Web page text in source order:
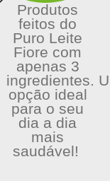
Produtos
feitos do
Puro Leite
Fiore com
apenas 3
ingredientes.
opção ideal
para o seu
dia a dia
mais
saudável!